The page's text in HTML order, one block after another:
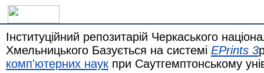
Інституційний репозитарій Черкаського
Хмельницького Базується на системі EPrints 3
комп'ютерних наук при Саутгемптонському